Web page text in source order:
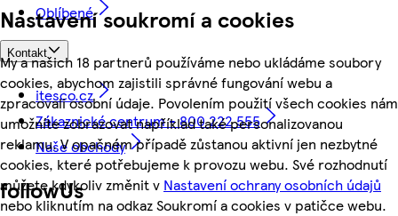
Nastavení soukromí a cookies
My a našich 18 partnerů používáme nebo ukládáme soubory
cookies, abychom zajistili správné fungování webu a
zpracovali osobní údaje. Povolením použití všech cookies nám
umožníte zobrazovat například také personalizovanou
reklamu. V opačném případě zůstanou aktivní jen nezbytné
cookies, které potřebujeme k provozu webu. Své rozhodnutí
můžete kdykoliv změnit v Nastavení ochrany osobních údajů
nebo kliknutím na odkaz Soukromí a cookies v patičce webu.
Oblíbené
Kontakt
itesco.cz
Zákaznické centrum - 800 222 555
Naše obchody
followUs